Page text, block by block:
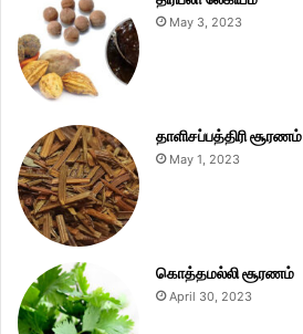
May 3, 2023
தாளிசப்பத்திரி சூரணம்
May 1, 2023
கொத்தமல்லி சூரணம்
April 30, 2023